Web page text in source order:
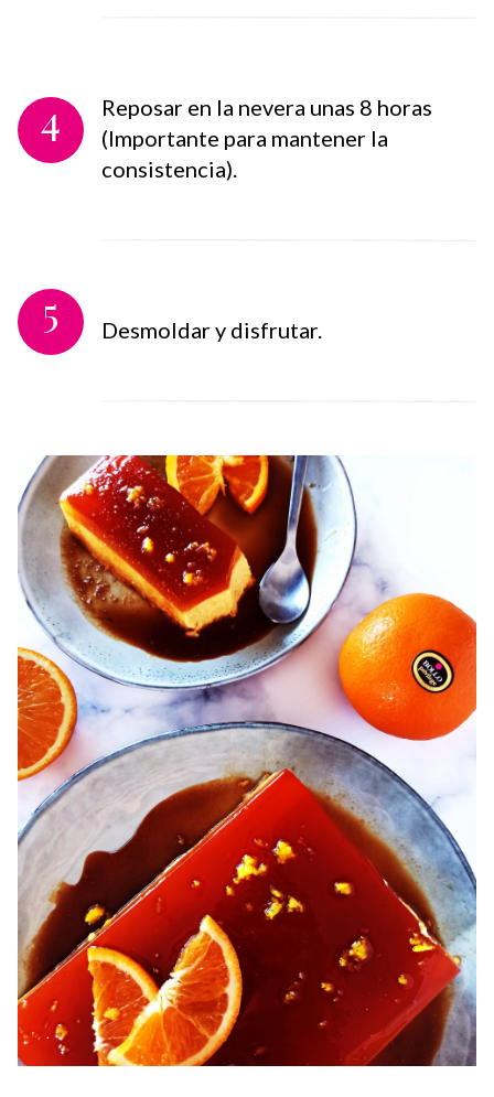
4
Reposar en la nevera unas 8 horas
(Importante para mantener la
consistencia).
5 Desmoldar y disfrutar.